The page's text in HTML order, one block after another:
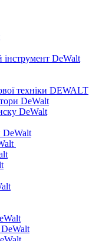
DeWalt
техніки DEWALT
DeWalt
DeWalt
DeWalt
DeWalt